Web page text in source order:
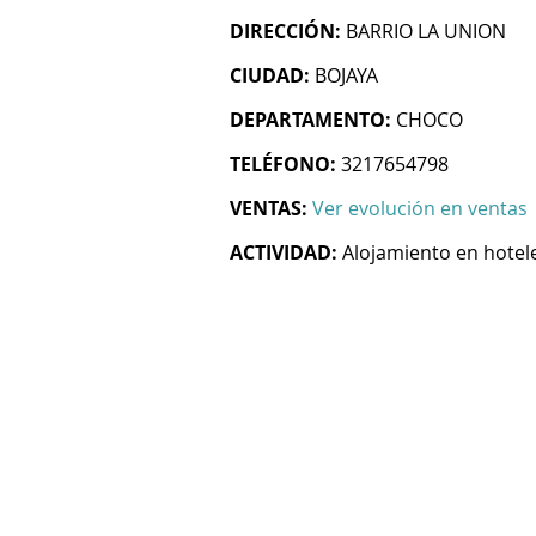
DIRECCIÓN: BARRIO LA UNION
CIUDAD: BOJAYA
DEPARTAMENTO: CHOCO
TELÉFONO: 3217654798
VENTAS: Ver evolución en ventas
ACTIVIDAD: Alojamiento en